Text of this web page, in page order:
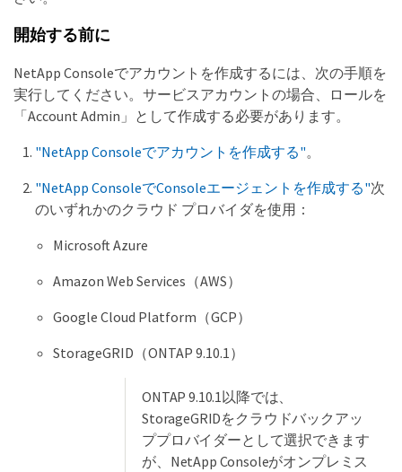
開始する前に
NetApp Consoleでアカウントを作成するには、次の手順を
実行してください。サービスアカウントの場合、ロールを
「Account Admin」として作成する必要があります。
"NetApp Consoleでアカウントを作成する"。
"NetApp ConsoleでConsoleエージェントを作成する"次
のいずれかのクラウド プロバイダを使用：
Microsoft Azure
Amazon Web Services（AWS）
Google Cloud Platform（GCP）
StorageGRID（ONTAP 9.10.1）
ONTAP 9.10.1以降では、
StorageGRIDをクラウドバックアッ
ププロバイダーとして選択できます
が、NetApp Consoleがオンプレミス